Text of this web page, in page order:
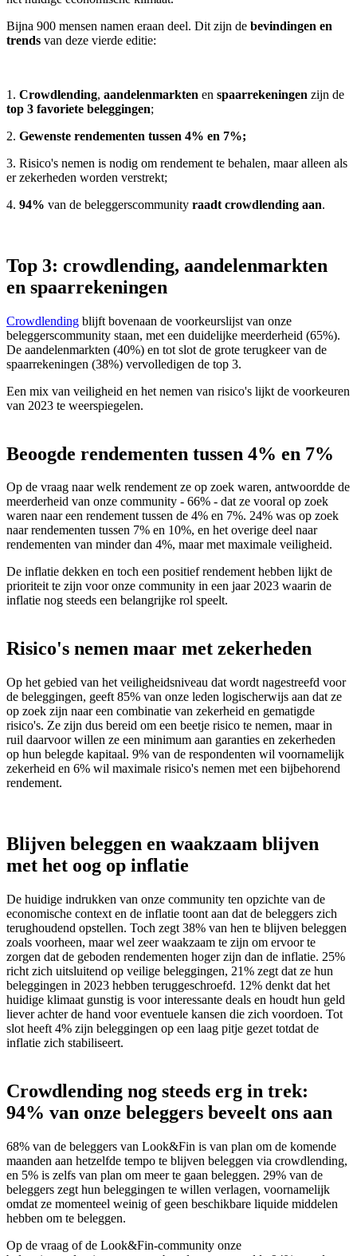
Bijna 900 mensen namen eraan deel. Dit zijn de bevindingen en
trends van deze vierde editie:
1. Crowdlending, aandelenmarkten en spaarrekeningen zijn de
top 3 favoriete beleggingen;
2. Gewenste rendementen tussen 4% en 7%;
3. Risico's nemen is nodig om rendement te behalen, maar alleen als
er zekerheden worden verstrekt;
4. 94% van de beleggerscommunity raadt crowdlending aan.
Top 3: crowdlending, aandelenmarkten
en spaarrekeningen
Crowdlending blijft bovenaan de voorkeurslijst van onze
beleggerscommunity staan, met een duidelijke meerderheid (65%).
De aandelenmarkten (40%) en tot slot de grote terugkeer van de
spaarrekeningen (38%) vervolledigen de top 3.
Een mix van veiligheid en het nemen van risico's lijkt de voorkeuren
van 2023 te weerspiegelen.
Beoogde rendementen tussen 4% en 7%
Op de vraag naar welk rendement ze op zoek waren, antwoordde de
meerderheid van onze community - 66% - dat ze vooral op zoek
waren naar een rendement tussen de 4% en 7%. 24% was op zoek
naar rendementen tussen 7% en 10%, en het overige deel naar
rendementen van minder dan 4%, maar met maximale veiligheid.
De inflatie dekken en toch een positief rendement hebben lijkt de
prioriteit te zijn voor onze community in een jaar 2023 waarin de
inflatie nog steeds een belangrijke rol speelt.
Risico's nemen maar met zekerheden
Op het gebied van het veiligheidsniveau dat wordt nagestreefd voor
de beleggingen, geeft 85% van onze leden logischerwijs aan dat ze
op zoek zijn naar een combinatie van zekerheid en gematigde
risico's. Ze zijn dus bereid om een beetje risico te nemen, maar in
ruil daarvoor willen ze een minimum aan garanties en zekerheden
op hun belegde kapitaal. 9% van de respondenten wil voornamelijk
zekerheid en 6% wil maximale risico's nemen met een bijbehorend
rendement.
Blijven beleggen en waakzaam blijven
met het oog op inflatie
De huidige indrukken van onze community ten opzichte van de
economische context en de inflatie toont aan dat de beleggers zich
terughoudend opstellen. Toch zegt 38% van hen te blijven beleggen
zoals voorheen, maar wel zeer waakzaam te zijn om ervoor te
zorgen dat de geboden rendementen hoger zijn dan de inflatie. 25%
richt zich uitsluitend op veilige beleggingen, 21% zegt dat ze hun
beleggingen in 2023 hebben teruggeschroefd. 12% denkt dat het
huidige klimaat gunstig is voor interessante deals en houdt hun geld
liever achter de hand voor eventuele kansen die zich voordoen. Tot
slot heeft 4% zijn beleggingen op een laag pitje gezet totdat de
inflatie zich stabiliseert.
Crowdlending nog steeds erg in trek:
94% van onze beleggers beveelt ons aan
68% van de beleggers van Look&Fin is van plan om de komende
maanden aan hetzelfde tempo te blijven beleggen via crowdlending,
en 5% is zelfs van plan om meer te gaan beleggen. 29% van de
beleggers zegt hun beleggingen te willen verlagen, voornamelijk
omdat ze momenteel weinig of geen beschikbare liquide middelen
hebben om te beleggen.
Op de vraag of de Look&Fin-community onze